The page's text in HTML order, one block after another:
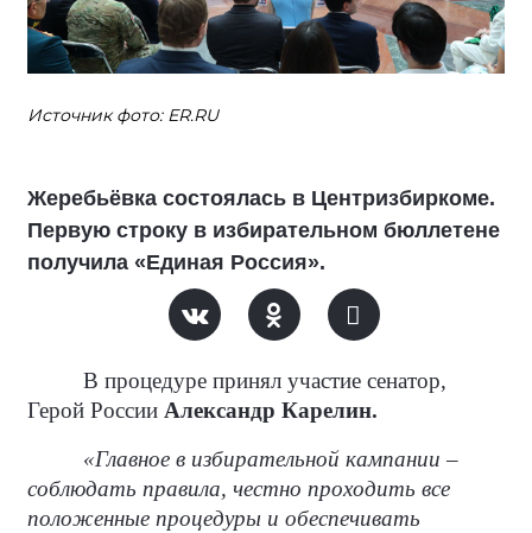
Источник фото: ER.RU
Жеребьёвка состоялась в Центризбиркоме.
Первую строку в избирательном бюллетене
получила «Единая Россия».
В процедуре принял участие сенатор,
Герой России Александр Карелин.
«Главное в избирательной кампании –
соблюдать правила, честно проходить все
положенные процедуры и обеспечивать